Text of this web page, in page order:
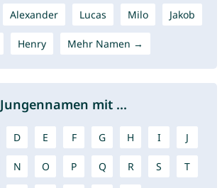
Alexander Lucas Milo Jakob
Henry Mehr Namen →
Jungennamen mit ...
D E F G H I J
N O P Q R S T